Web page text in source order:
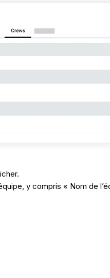
y compris « Nom de